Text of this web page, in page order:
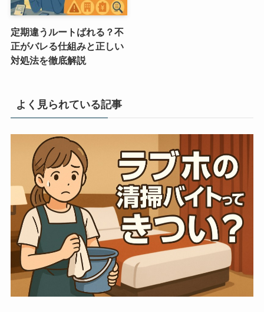
定期違うルートばれる？不
正がバレる仕組みと正しい
対処法を徹底解説
よく見られている記事